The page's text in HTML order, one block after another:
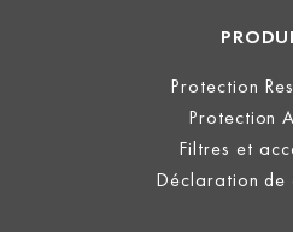
Protection
Protection
Filtres et
Déclaration de